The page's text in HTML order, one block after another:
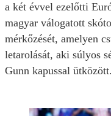
a két évvel ezelőtti
magyar válogatott
mérkőzését, amelyen
letarolását, aki súlyos
Gunn kapussal ütközött.